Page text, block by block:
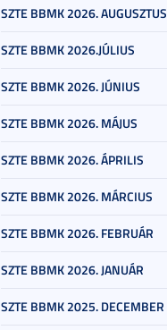
SZTE BBMK 2026. AUGUSZTUS
SZTE BBMK 2026.JÚLIUS
SZTE BBMK 2026. JÚNIUS
SZTE BBMK 2026. MÁJUS
SZTE BBMK 2026. ÁPRILIS
SZTE BBMK 2026. MÁRCIUS
SZTE BBMK 2026. FEBRUÁR
SZTE BBMK 2026. JANUÁR
SZTE BBMK 2025. DECEMBER